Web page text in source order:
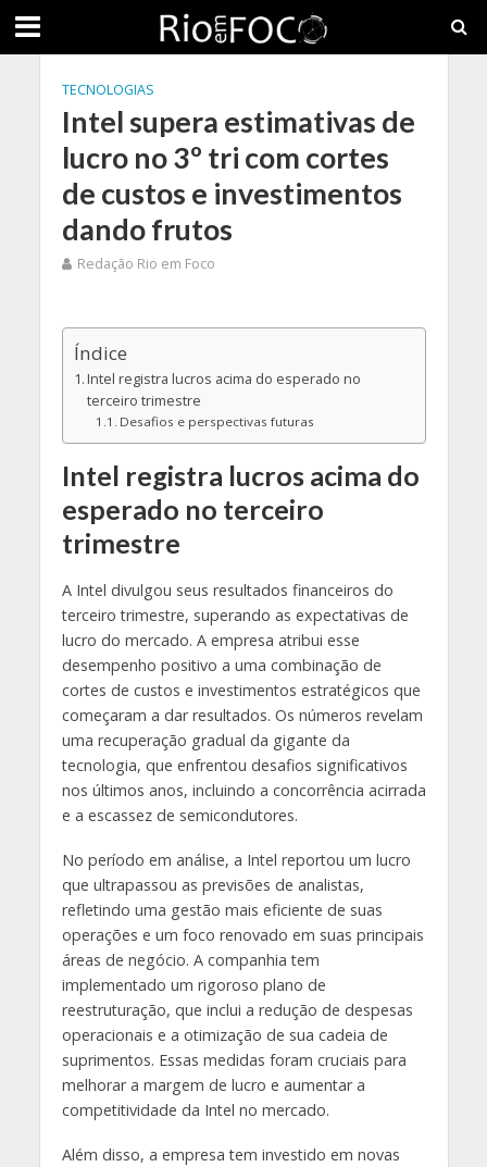
TECNOLOGIAS
Intel supera estimativas de
lucro no 3º tri com cortes
de custos e investimentos
dando frutos
Redação Rio em Foco
Índice
Intel registra lucros acima do esperado no
terceiro trimestre
Desafios e perspectivas futuras
Intel registra lucros acima do
esperado no terceiro
trimestre
A Intel divulgou seus resultados financeiros do
terceiro trimestre, superando as expectativas de
lucro do mercado. A empresa atribui esse
desempenho positivo a uma combinação de
cortes de custos e investimentos estratégicos que
começaram a dar resultados. Os números revelam
uma recuperação gradual da gigante da
tecnologia, que enfrentou desafios significativos
nos últimos anos, incluindo a concorrência acirrada
e a escassez de semicondutores.
No período em análise, a Intel reportou um lucro
que ultrapassou as previsões de analistas,
refletindo uma gestão mais eficiente de suas
operações e um foco renovado em suas principais
áreas de negócio. A companhia tem
implementado um rigoroso plano de
reestruturação, que inclui a redução de despesas
operacionais e a otimização de sua cadeia de
suprimentos. Essas medidas foram cruciais para
melhorar a margem de lucro e aumentar a
competitividade da Intel no mercado.
Além disso, a empresa tem investido em novas